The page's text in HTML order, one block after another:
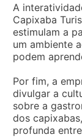
A
Capixaba
estimulam a
um ambiente
podem
Por fim, a
divulgar a
sobre a
dos
profunda